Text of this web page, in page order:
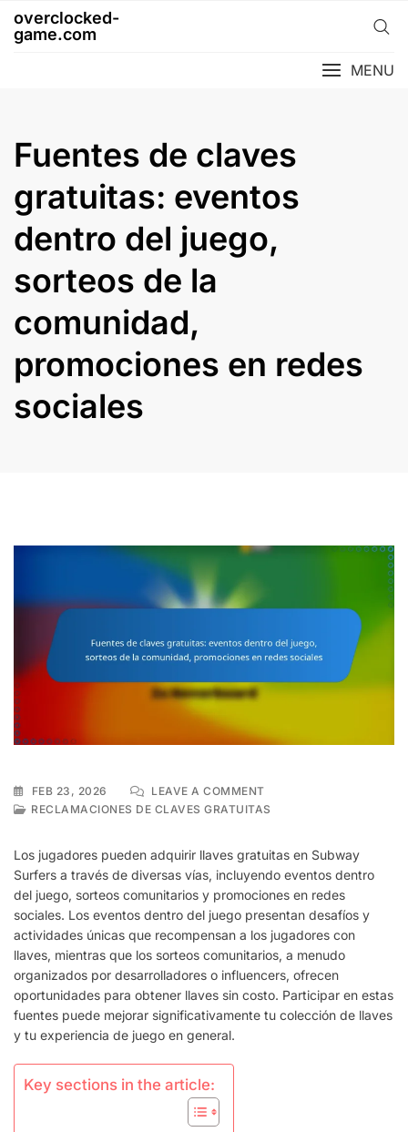
content
overclocked-
game.com
MENU
Fuentes de claves
gratuitas: eventos
dentro del juego,
sorteos de la
comunidad,
promociones en redes
sociales
FEB 23, 2026 LEAVE A COMMENTON
FUENTES
GRATUITAS:
EVENTOS
DENTRO
DEL
JUEGO,
SORTEOS
DE
LA
COMUNIDAD,
PROMOCIONES
RECLAMACIONES DE CLAVES GRATUITAS
Los jugadores pueden adquirir llaves gratuitas en Subway
Surfers a través de diversas vías, incluyendo eventos dentro
del juego, sorteos comunitarios y promociones en redes
sociales. Los eventos dentro del juego presentan desafíos y
actividades únicas que recompensan a los jugadores con
llaves, mientras que los sorteos comunitarios, a menudo
organizados por desarrolladores o influencers, ofrecen
oportunidades para obtener llaves sin costo. Participar en estas
fuentes puede mejorar significativamente tu colección de llaves
y tu experiencia de juego en general.
Key sections in the article: